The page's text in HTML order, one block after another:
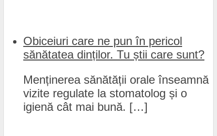
Obiceiuri care ne pun în pericol
sănătatea dinților. Tu știi care sunt?
Menținerea sănătății orale înseamnă
vizite regulate la stomatolog și o
igienă cât mai bună. […]